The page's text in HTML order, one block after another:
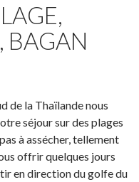
BAGAN
de la Thaïlande nous
séjour sur des plages
à assécher, tellement
offrir quelques jours
en direction du golfe du